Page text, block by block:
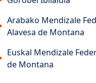
Arabako Mendizale
Alavesa de Montana
Euskal Mendizale
de Montana